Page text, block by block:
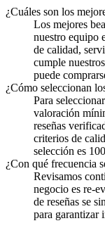
¿Cuáles son los
Los mejores
nuestro equipo
de calidad,
cumple
puede
¿Cómo seleccionan
Para
valoración
reseñas
criterios de
selección es
¿Con qué frecuencia
Revisamos
negocio es re-
de reseñas se
para garantizar